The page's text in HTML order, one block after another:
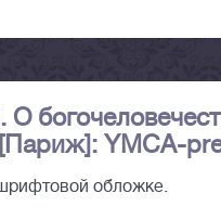
О
YMCA-
обложке.